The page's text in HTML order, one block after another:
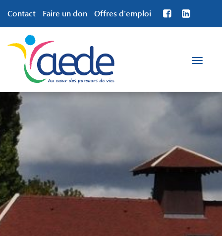
Contact Faire un don Offres d’emploi
Toggle